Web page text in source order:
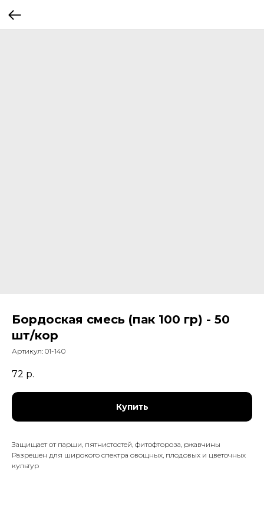
Бордоская смесь (пак 100 гр) - 50
шт/кор
Артикул: 01-140
72 р.
Купить
Защищает от парши, пятнистостей, фитофтороза, ржавчины
Разрешен для широкого спектра овощных, плодовых и цветочных
культур